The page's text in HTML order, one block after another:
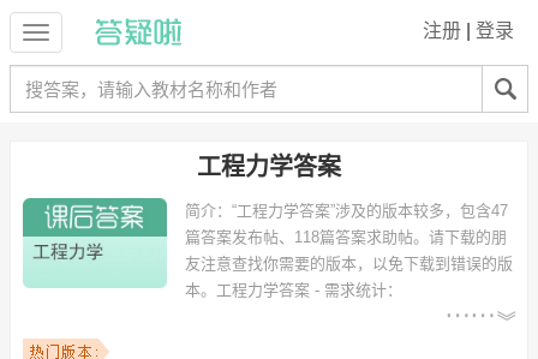
注册 登录
工程力学答案
简介： “工程力学答案”涉及的版本较多，包含47
篇答案发布帖、118篇答案求助帖。请下载的朋
友注意查找你需要的版本，以免下载到错误的版
本。 工程力学答案 - 需求统计：
：机械设计制造及其自动化、土木工
程、环境工程、工程管理、电气工程及其自动化、建筑环境与设备工